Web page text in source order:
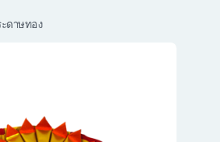
ะดาษทอง